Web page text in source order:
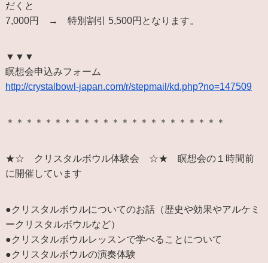
だくと
7,000円 → 特別割引 5,500円となります。
▼▼▼
瞑想会申込みフォーム
http://crystalbowl-japan.com/r/stepmail/kd.php?no=147509
＊＊＊＊＊＊＊＊＊＊＊＊＊＊＊＊＊＊＊＊＊＊＊
★☆ クリスタルボウル体験会 ☆★ 瞑想会の１時間前
に開催しています
●クリスタルボウルについてのお話（歴史や効果やアルケミ
ークリスタルボウルなど）
●クリスタルボウルレッスンで学べることについて
●クリスタルボウルの演奏体験